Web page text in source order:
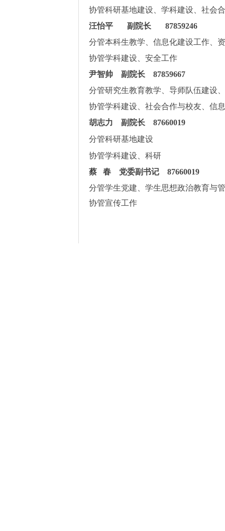
协管科研基地建设、 学科建设、社会
汪怡平 副院长 87859246
分管本科生教学、信息化建设工作、
协管学科建设、安全工作
尹智帅 副院长 87859667
分管研究生教育教学、导师队伍建设
协管学科建设、社会合作与校友、信
胡志力 副院长 87660019
分管科研基地建设
协管学科建设、科研
蔡 春 党委副书记 87660019
分管学生党建、学生思想政治教育与
协管宣传工作